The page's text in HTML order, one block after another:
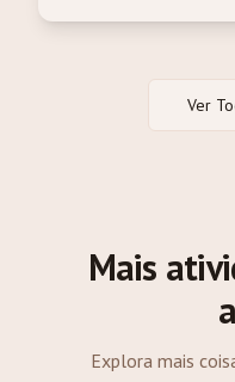
Ver
Mais
Explora mais